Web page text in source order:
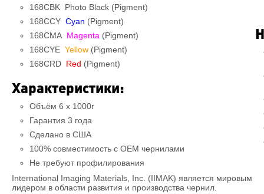
168CBK Photo Black (Pigment)
168CCY Cyan (Pigment)
168CMA Magenta (Pigment)
168CYE Yellow (Pigment)
168CRD Red (Pigment)
Характеристики:
Объём 6 x 1000г
Гарантия 3 года
Сделано в США
100% совместимость c OEM чернилами
Не требуют профилирования
International Imaging Materials, Inc. (IIMAK) является мировым
лидером в области развития и производства чернил.